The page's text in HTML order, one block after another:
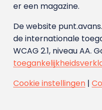
er een magazine.
De website
de internationale
WCAG 2.1, niveau AA.
Cookie instellingen|